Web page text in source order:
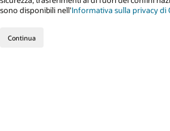
sono disponibili nell'Informativa sulla privacy di
Continua